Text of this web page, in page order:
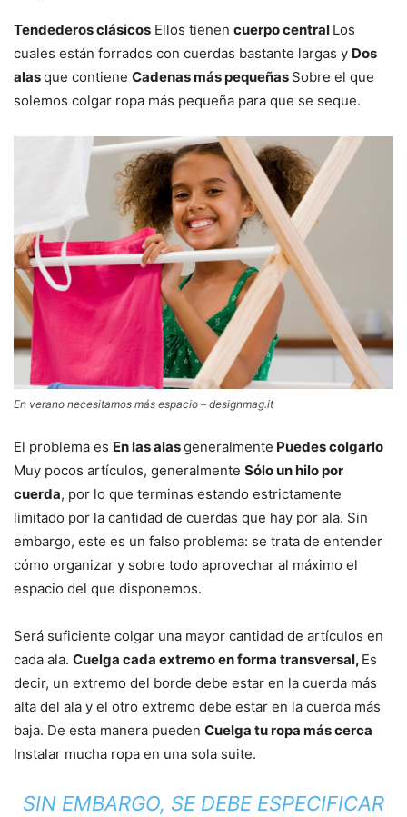
Tendederos clásicos Ellos tienen cuerpo central Los
cuales están forrados con cuerdas bastante largas y Dos
alasque contiene Cadenas más pequeñas Sobre el que
solemos colgar ropa más pequeña para que se seque.
En verano necesitamos más espacio – designmag.it
El problema es En las alasgeneralmente Puedes colgarlo
Muy pocos artículos, generalmente Sólo un hilo por
cuerda, por lo que terminas estando estrictamente
limitado por la cantidad de cuerdas que hay por ala. Sin
embargo, este es un falso problema: se trata de entender
cómo organizar y sobre todo aprovechar al máximo el
espacio del que disponemos.
Será suficiente colgar una mayor cantidad de artículos en
cada ala. Cuelga cada extremo en forma transversal, Es
decir, un extremo del borde debe estar en la cuerda más
alta del ala y el otro extremo debe estar en la cuerda más
baja. De esta manera pueden Cuelga tu ropa más cerca
Instalar mucha ropa en una sola suite.
SIN EMBARGO, SE DEBE ESPECIFICAR